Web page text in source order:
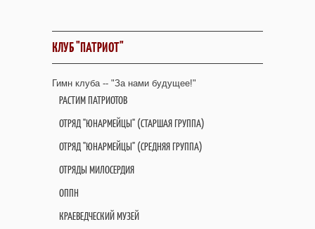
КЛУБ "ПАТРИОТ"
Гимн клуба -- "За нами будущее!"
РАСТИМ ПАТРИОТОВ
ОТРЯД "ЮНАРМЕЙЦЫ" (СТАРШАЯ ГРУППА)
ОТРЯД "ЮНАРМЕЙЦЫ" (СРЕДНЯЯ ГРУППА)
ОТРЯДЫ МИЛОСЕРДИЯ
ОППН
КРАЕВЕДЧЕСКИЙ МУЗЕЙ